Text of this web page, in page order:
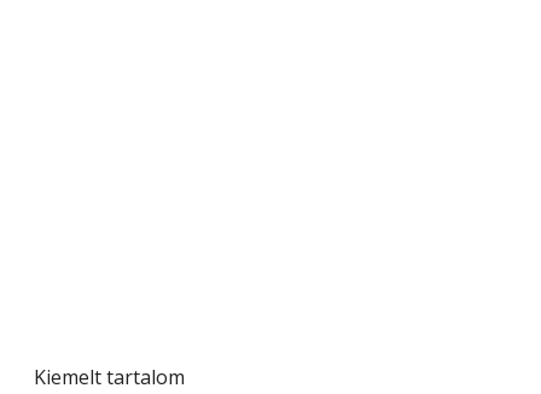
Kiemelt tartalom